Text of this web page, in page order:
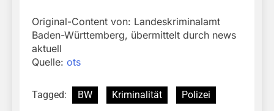
Original-Content von: Landeskriminalamt
Baden-Württemberg, übermittelt durch news
aktuell
Quelle: ots
Tagged: BW Kriminalität Polizei